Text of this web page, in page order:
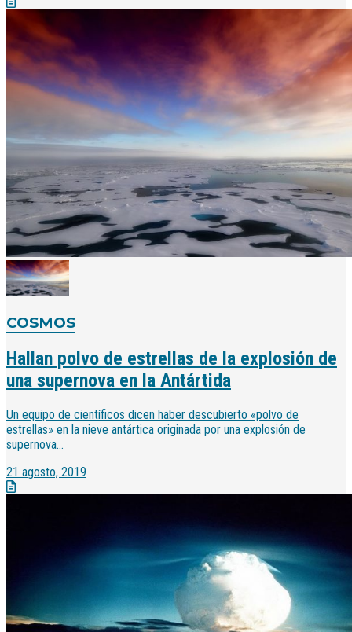
COSMOS
Hallan polvo de estrellas de la explosión de
una supernova en la Antártida
Un equipo de científicos dicen haber descubierto «polvo de
estrellas» en la nieve antártica originada por una explosión de
supernova...
21 agosto, 2019